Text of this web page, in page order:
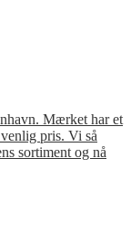
Mærket har et
pris. Vi så
sortiment og nå